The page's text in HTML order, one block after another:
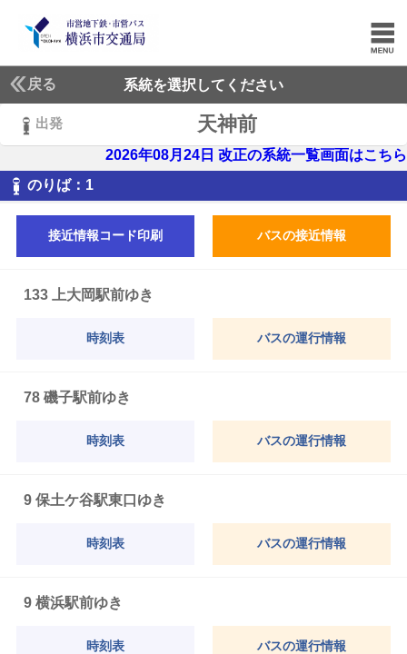
戻る 系統を選択してください
出発 天神前
2026年08月24日 改正の系統一覧画面はこちら
のりば： 1
接近情報コード印刷 バスの接近情報
133 上大岡駅前ゆき
時刻表 バスの運行情報
78 磯子駅前ゆき
時刻表 バスの運行情報
9 保土ケ谷駅東口ゆき
時刻表 バスの運行情報
9 横浜駅前ゆき
時刻表 バスの運行情報